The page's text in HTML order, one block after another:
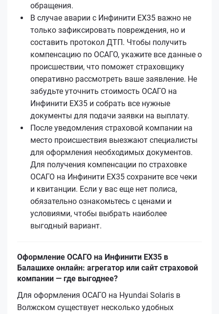
обращения.
В случае аварии с Инфинити EX35 важно не
только зафиксировать повреждения, но и
составить протокол ДТП. Чтобы получить
компенсацию по ОСАГО, укажите все данные о
происшествии, что поможет страховщику
оперативно рассмотреть ваше заявление. Не
забудьте уточнить стоимость ОСАГО на
Инфинити EX35 и собрать все нужные
документы для подачи заявки на выплату.
После уведомления страховой компании на
место происшествия выезжают специалисты
для оформления необходимых документов.
Для получения компенсации по страховке
ОСАГО на Инфинити EX35 сохраните все чеки
и квитанции. Если у вас еще нет полиса,
обязательно ознакомьтесь с ценами и
условиями, чтобы выбрать наиболее
выгодный вариант.
Оформление ОСАГО на Инфинити EX35 в
Балашихе онлайн: агрегатор или сайт страховой
компании — где выгоднее?
Для оформления ОСАГО на Hyundai Solaris в
Волжском существует несколько удобных